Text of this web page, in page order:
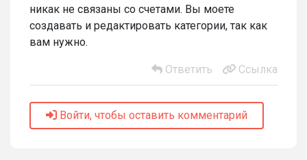
никак не связаны со счетами. Вы моете
создавать и редактировать категории, так как
вам нужно.
Ответить Ссылка
Войти, чтобы оставить комментарий